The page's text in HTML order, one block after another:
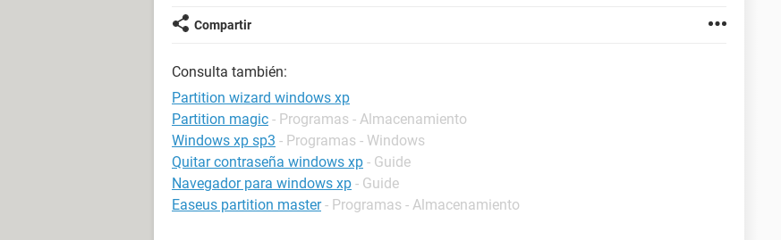
Compartir
Consulta también:
Partition wizard windows xp
Partition magic - Programas - Almacenamiento
Windows xp sp3 - Programas - Windows
Quitar contraseña windows xp - Guide
Navegador para windows xp - Guide
Easeus partition master - Programas - Almacenamiento